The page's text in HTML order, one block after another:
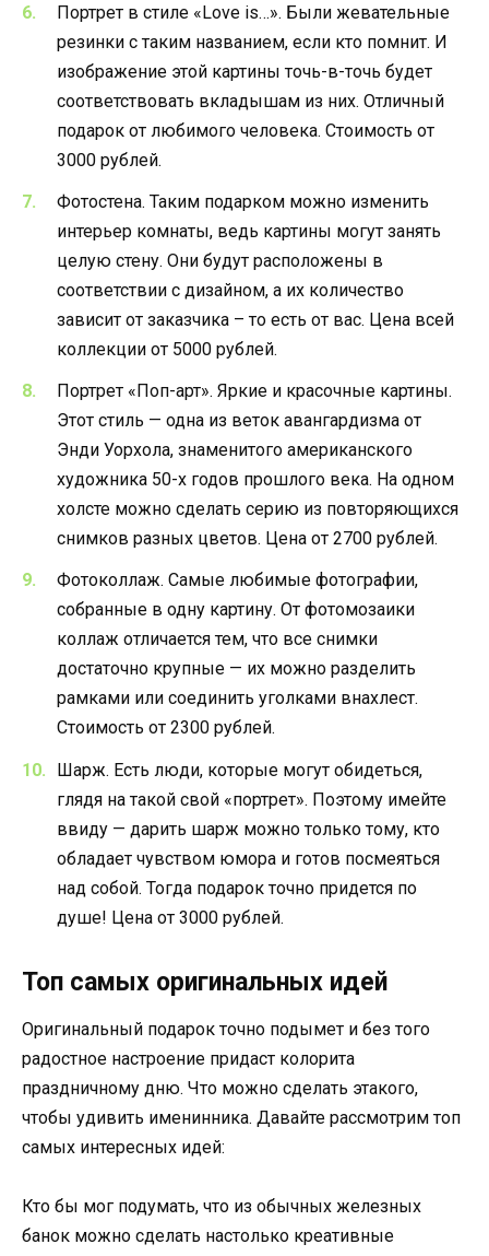
Портрет в стиле «Love is…». Были жевательные
резинки с таким названием, если кто помнит. И
изображение этой картины точь-в-точь будет
соответствовать вкладышам из них. Отличный
подарок от любимого человека. Стоимость от
3000 рублей.
Фотостена. Таким подарком можно изменить
интерьер комнаты, ведь картины могут занять
целую стену. Они будут расположены в
соответствии с дизайном, а их количество
зависит от заказчика – то есть от вас. Цена всей
коллекции от 5000 рублей.
Портрет «Поп-арт». Яркие и красочные картины.
Этот стиль — одна из веток авангардизма от
Энди Уорхола, знаменитого американского
художника 50-х годов прошлого века. На одном
холсте можно сделать серию из повторяющихся
снимков разных цветов. Цена от 2700 рублей.
Фотоколлаж. Самые любимые фотографии,
собранные в одну картину. От фотомозаики
коллаж отличается тем, что все снимки
достаточно крупные — их можно разделить
рамками или соединить уголками внахлест.
Стоимость от 2300 рублей.
Шарж. Есть люди, которые могут обидеться,
глядя на такой свой «портрет». Поэтому имейте
ввиду — дарить шарж можно только тому, кто
обладает чувством юмора и готов посмеяться
над собой. Тогда подарок точно придется по
душе! Цена от 3000 рублей.
Топ самых оригинальных идей
Оригинальный подарок точно подымет и без того
радостное настроение придаст колорита
праздничному дню. Что можно сделать этакого,
чтобы удивить именинника. Давайте рассмотрим топ
самых интересных идей:
Кто бы мог подумать, что из обычных железных
банок можно сделать настолько креативные